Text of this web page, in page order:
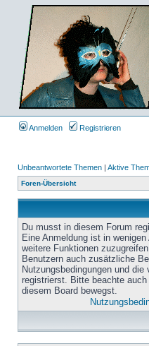
Anmelden Registrieren
Unbeantwortete Themen | Aktive
Foren-Übersicht
Du musst in diesem Forum
Eine Anmeldung ist in
weitere Funktionen
Benutzern auch zusätzliche
Nutzungsbedingungen und
registrierst. Bitte beachte
diesem Board bewegst.